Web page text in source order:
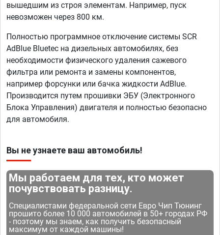
вышедшим из строя элементам. Например, пуск
невозможен через 800 км.
Полностью программное отключение системы SCR
AdBlue Bluetec на дизельных автомобилях, без
необходимости физического удаления сажевого
фильтра или ремонта и замены компонентов,
например форсунки или бачка жидкости AdBlue.
Производится путем прошивки ЭБУ (Электронного
Блока Управления) двигателя и полностью безопасно
для автомобиля.
Вы не узнаете ваш автомобиль!
Мы работаем для тех, кто может
почувствовать разницу.
Специалистами федеральной сети Евро Чип Тюнинг
прошито более 10 000 автомобилей в 50+ городах РФ
- поэтому мы знаем, как получить безопасный
максимум от каждой машины!